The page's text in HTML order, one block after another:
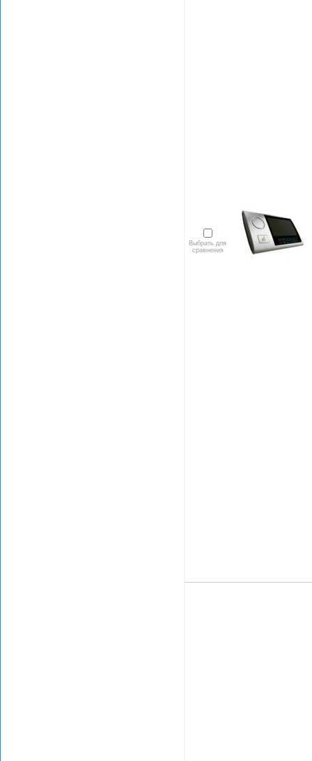
Выбрать для
сравнения